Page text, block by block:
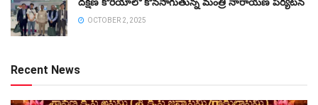
OCTOBER 2, 2025
Recent News